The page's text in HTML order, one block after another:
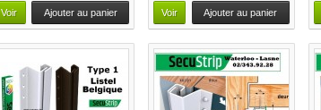
Voir Ajouter au panier Voir Ajouter au panier